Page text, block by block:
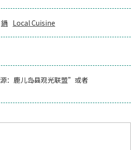
鍋 Local Cuisine
：鹿儿岛县观光联盟”或者